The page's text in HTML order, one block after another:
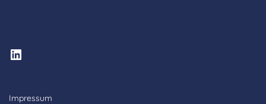
LinkedIn
Impressum